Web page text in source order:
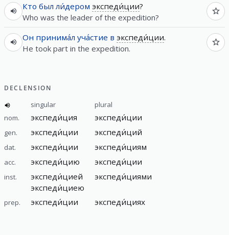
Кто был ли́дером экспеди́ции?
Who was the leader of the expedition?
Он принима́л уча́стие в экспеди́ции.
He took part in the expedition.
DECLENSION
singular
plural
nom.
экспеди́ция экспеди́ции
gen. экспеди́ции экспеди́ций
dat. экспеди́ции экспеди́циям
acc. экспеди́цию экспеди́ции
inst.
экспеди́цией
экспеди́циею
экспеди́циями
prep. экспеди́ции экспеди́циях